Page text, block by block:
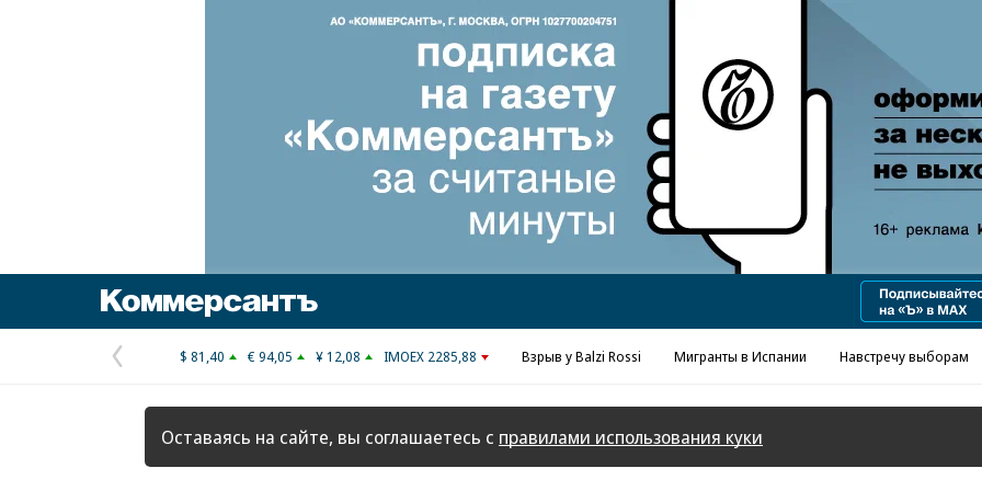
Предыдущая
страница
$ 81,40 € 94,05 ¥ 12,08 IMOEX 2285,88 Взрыв у Balzi Rossi Мигранты в Испании Навстречу выборам
Оставаясь на сайте, вы соглашаетесь с правилами использования куки